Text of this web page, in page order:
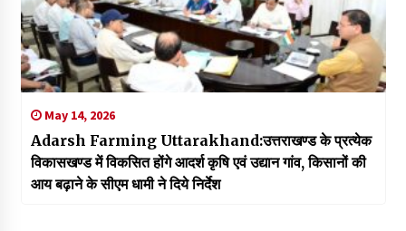
May 14, 2026
Adarsh Farming Uttarakhand:उत्तराखण्ड के प्रत्येक
विकासखण्ड में विकसित होंगे आदर्श कृषि एवं उद्यान गांव, किसानों की
आय बढ़ाने के सीएम धामी ने दिये निर्देश